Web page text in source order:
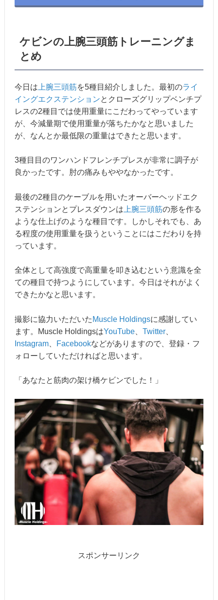
ケビンの上腕三頭筋トレーニングま
とめ
今日は 上腕三頭筋を5種目紹介しました。最初のライ
イングエクステンションとクローズグリップベンチプ
レスの2種目では使用重量にこだわってやっています
が、今減量期で使用重量が落ちたかなと思いました
が、なんとか最低限の重量はできたと思います。
3種目目のワンハンドフレンチプレスが非常に調子が
良かったです。肘の痛みもややなかったです。
最後の2種目のケーブルを用いたオーバーヘッドエク
ステンションとプレスダウンは 上腕三頭筋の形を作る
ような仕上げのような種目です。しかしそれでも、あ
る程度の使用重量を扱うということにはこだわりを持
っています。
全体として高強度で高重量を叩き込むという意識を全
ての種目で持つようにしています。今日はそれがよく
できたかなと思います。
撮影に協力いただいた Muscle Holdingsに感謝してい
ます。Muscle HoldingsはYouTube Twitter
Instagram
Facebookなどがありますので、登録・フ
ォローしていただければと思います。
「あなたと筋肉の架け橋ケビンでした！」
スポンサーリンク